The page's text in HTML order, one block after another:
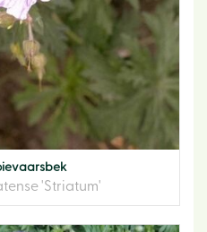
'Striatum'